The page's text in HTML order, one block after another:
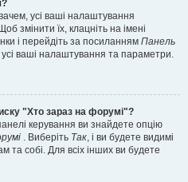
усі ваші налаштування
змінити їх, клацніть на імені
і перейдіть за посиланням Панель
ваші налаштування та параметри.
"Хто зараз на форумі"?
керування ви знайдете опцію
. Виберіть Так, і ви будете видимі
та собі. Для всіх інших ви будете